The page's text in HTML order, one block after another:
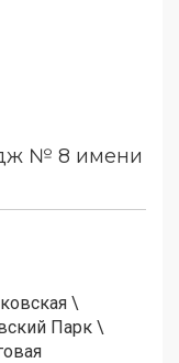
№ 8 имени
\
Парк \